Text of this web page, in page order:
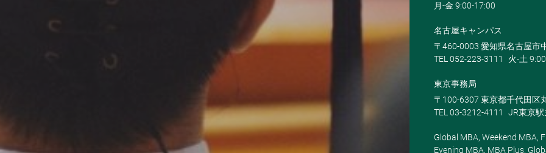
月-金 9:00-17:00
名古屋キャンパス
〒460-0003 愛知県名古屋市
TEL 052-223-3111
火-土
東京事務局
〒100-6307 東京都千代田区
TEL 03-3212-4111
JR東京
Global MBA, Weekend MBA,
Evening MBA, MBA Plus,